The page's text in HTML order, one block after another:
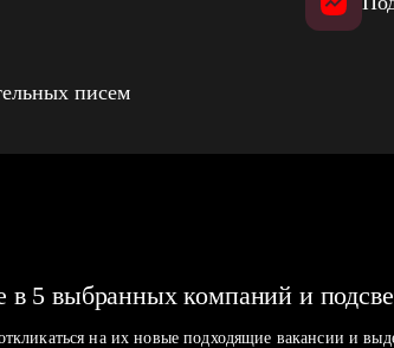
писем
5 выбранных компаний и
на их новые подходящие вакансии и